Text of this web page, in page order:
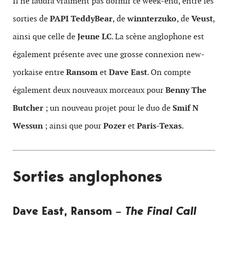
sorties dePAPI TeddyBear, dewinnterzuko, deVeust,
ainsi que celle deJeune LC. La scène anglophone est
également présente avec une grosse connexion new-
yorkaise entreRansometDave East. On compte
également deux nouveaux morceaux pourBenny The
Butcher ; un nouveau projet pour le duo deSmif N
Wessun; ainsi que pourPozeretParis-Texas.
Sorties anglophones
Dave East, Ransom – The Final Call